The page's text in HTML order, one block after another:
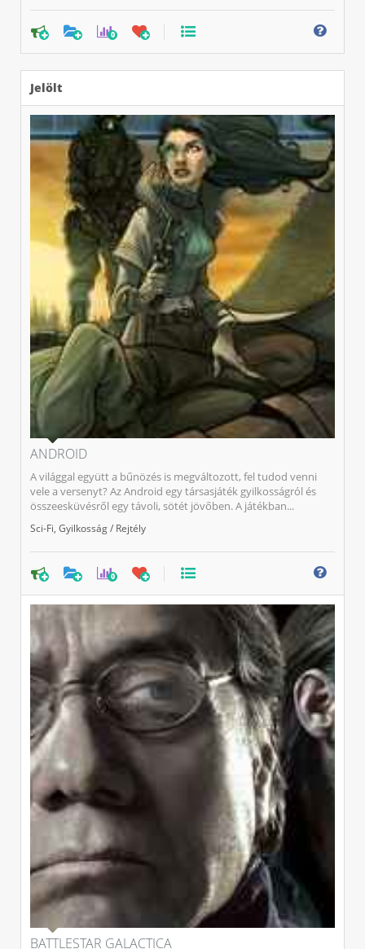
0
Jelölt
ANDROID
A világgal együtt a bűnözés is megváltozott, fel tudod venni
vele a versenyt? Az Android egy társasjáték gyilkosságról és
összeesküvésről egy távoli, sötét jövőben. A játékban...
Sci-Fi Gyilkosság / Rejtély
0
BATTLESTAR GALACTICA